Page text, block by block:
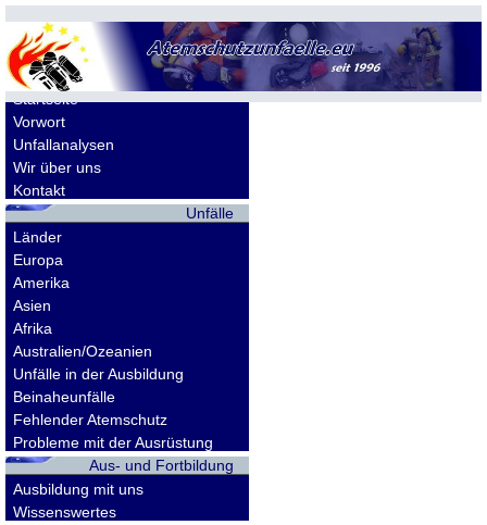
Allgemeines
Startseite
Vorwort
Unfallanalysen
Wir über uns
Kontakt
Unfälle
Länder
Europa
Amerika
Asien
Afrika
Australien/Ozeanien
Unfälle in der Ausbildung
Beinaheunfälle
Fehlender Atemschutz
Probleme mit der Ausrüstung
Aus- und Fortbildung
Ausbildung mit uns
Wissenswertes